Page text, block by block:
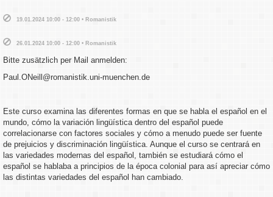
19.01.2024 10:00 - 12:00 • Romanistik
26.01.2024 10:00 - 12:00 • Romanistik
Bitte zusätzlich per Mail anmelden:
Paul.ONeill@romanistik.uni-muenchen.de
Este curso examina las diferentes formas en que se habla el español en el
mundo, cómo la variación lingüística dentro del español puede
correlacionarse con factores sociales y cómo a menudo puede ser fuente
de prejuicios y discriminación lingüística. Aunque el curso se centrará en
las variedades modernas del español, también se estudiará cómo el
español se hablaba a principios de la época colonial para así apreciar cómo
las distintas variedades del español han cambiado.